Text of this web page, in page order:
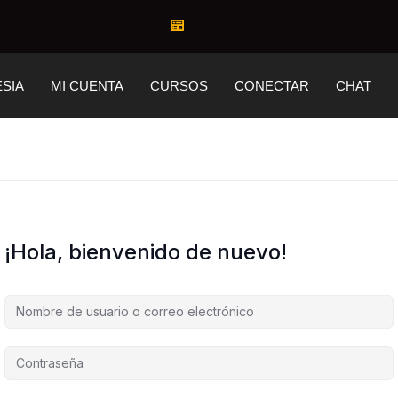
MI CUENTA CURSOS CONECTAR CHAT
¡Hola, bienvenido de nuevo!